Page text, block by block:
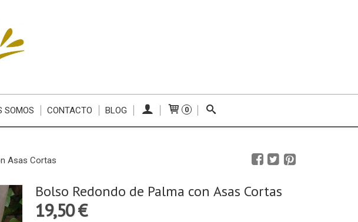
SOMOS CONTACTO BLOG 0
Asas Cortas
Bolso Redondo de Palma con Asas Cortas
19,50 €